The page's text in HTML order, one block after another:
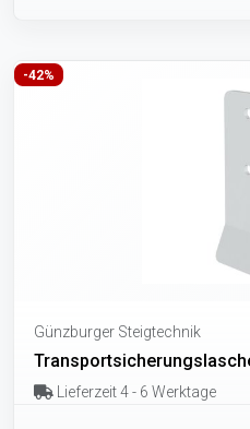
-42%
Günzburger Steigtechnik
Lieferzeit 4 - 6 Werktage